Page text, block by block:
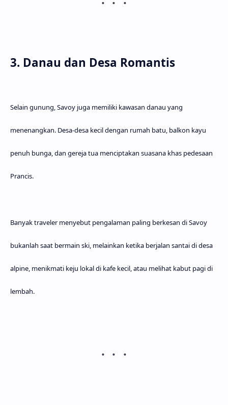
3. Danau dan Desa Romantis
Selain gunung, Savoy juga memiliki kawasan danau yang
menenangkan. Desa-desa kecil dengan rumah batu, balkon kayu
penuh bunga, dan gereja tua menciptakan suasana khas pedesaan
Prancis.
Banyak traveler menyebut pengalaman paling berkesan di Savoy
bukanlah saat bermain ski, melainkan ketika berjalan santai di desa
alpine, menikmati keju lokal di kafe kecil, atau melihat kabut pagi di
lembah.